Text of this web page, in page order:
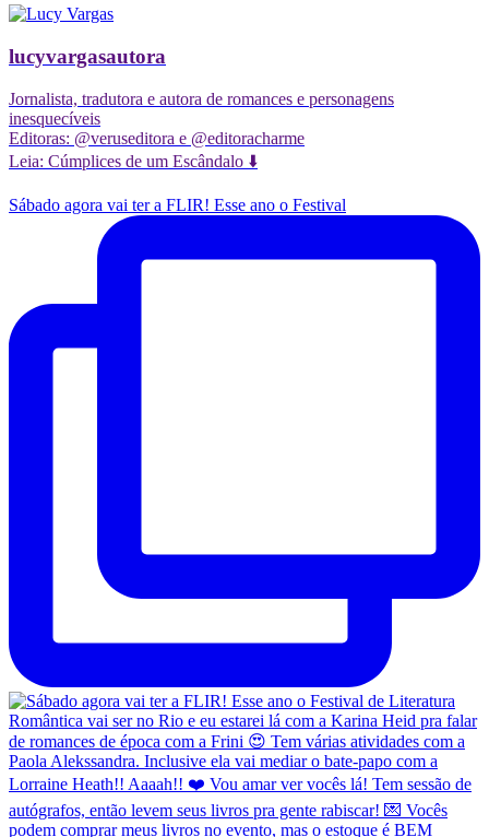
lucyvargasautora
Jornalista, tradutora e autora de romances e personagens
inesquecíveis
Editoras: @veruseditora e @editoracharme
Leia: Cúmplices de um Escândalo ⬇️
Sábado agora vai ter a FLIR! Esse ano o Festival